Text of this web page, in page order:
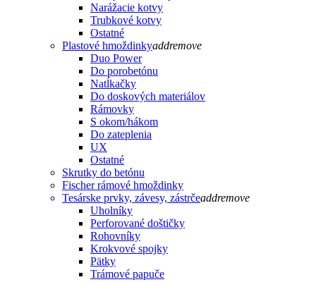
Narážacie kotvy
Trubkové kotvy
Ostatné
Plastové hmoždinkyaddremove
Duo Power
Do porobetónu
Natĺkačky
Do doskových materiálov
Rámovky
S okom/hákom
Do zateplenia
UX
Ostatné
Skrutky do betónu
Fischer rámové hmoždinky
Tesárske prvky, závesy, zástrčeaddremove
Uholníky
Perforované doštičky
Rohovníky
Krokvové spojky
Pätky
Trámové papuče